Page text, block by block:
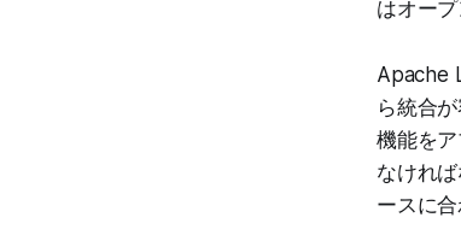
はオー
Apache
ら統合
機能を
なけれ
ースに